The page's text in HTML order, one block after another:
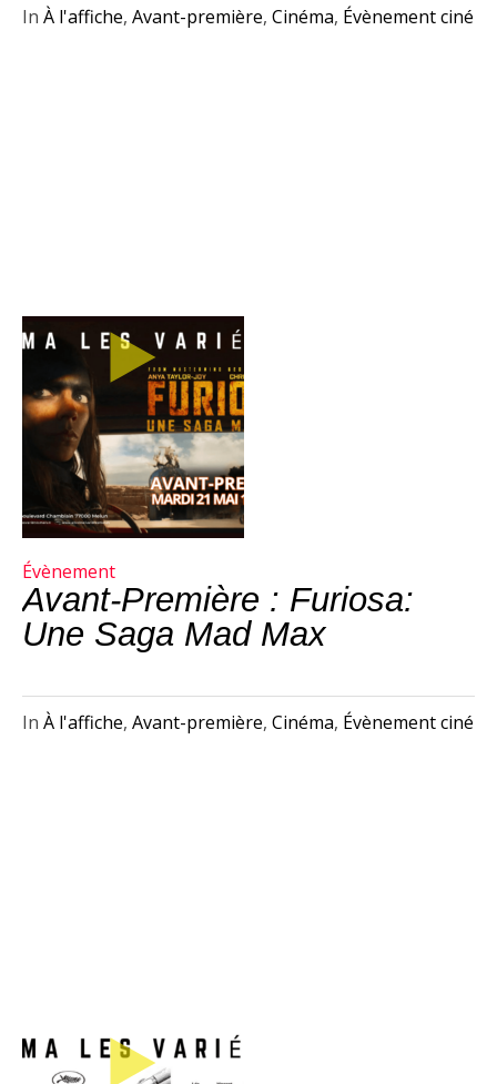
In À l'affiche, Avant-première, Cinéma, Évènement ciné
Évènement
Avant-Première : Furiosa:
Une Saga Mad Max
In À l'affiche, Avant-première, Cinéma, Évènement ciné